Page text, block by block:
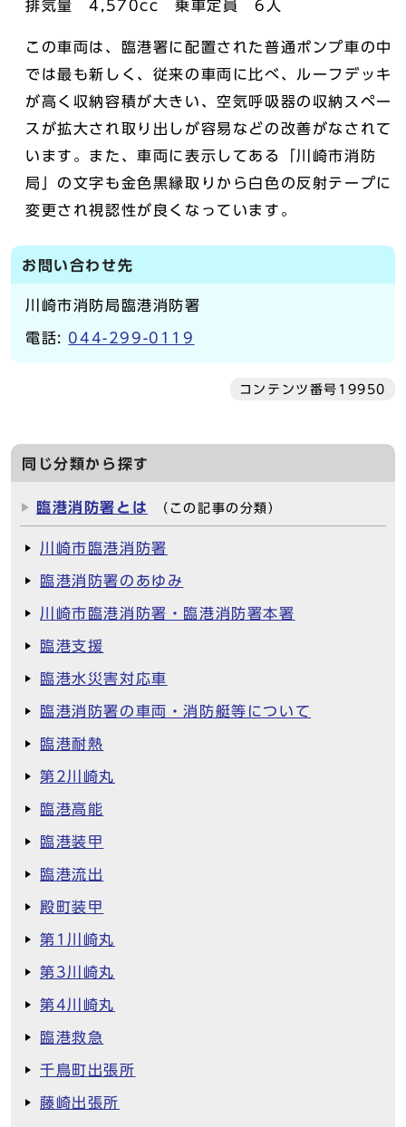
排気量 4,570cc 乗車定員 6人
この車両は、臨港署に配置された普通ポンプ車の中
では最も新しく、従来の車両に比べ、ルーフデッキ
が高く収納容積が大きい、空気呼吸器の収納スペー
スが拡大され取り出しが容易などの改善がなされて
います。また、車両に表示してある「川崎市消防
局」の文字も金色黒縁取りから白色の反射テープに
変更され視認性が良くなっています。
お問い合わせ先
川崎市消防局臨港消防署
電話: 044-299-0119
コンテンツ番号19950
同じ分類から探す
臨港消防署とは （この記事の分類）
川崎市臨港消防署
臨港消防署のあゆみ
川崎市臨港消防署・臨港消防署本署
臨港支援
臨港水災害対応車
臨港消防署の車両・消防艇等について
臨港耐熱
第2川崎丸
臨港高能
臨港装甲
臨港流出
殿町装甲
第1川崎丸
第3川崎丸
第4川崎丸
臨港救急
千鳥町出張所
藤崎出張所